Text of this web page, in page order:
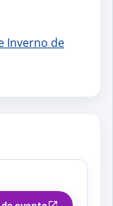
Inverno de